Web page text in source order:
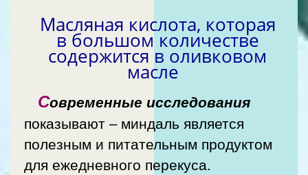
Масляная кислота, которая
в большом количестве
содержится в оливковом
масле
Современные исследования
показывают – миндаль является
полезным и питательным продуктом
для ежедневного перекуса.